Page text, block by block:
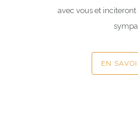
avec vous et
EN